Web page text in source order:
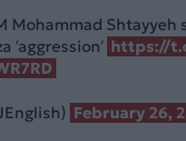
Mohammad
‘aggression’ https://
February 26,